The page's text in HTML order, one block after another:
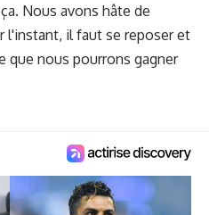
Nous avons hâte de
l'instant, il faut se reposer et
que nous pourrons gagner